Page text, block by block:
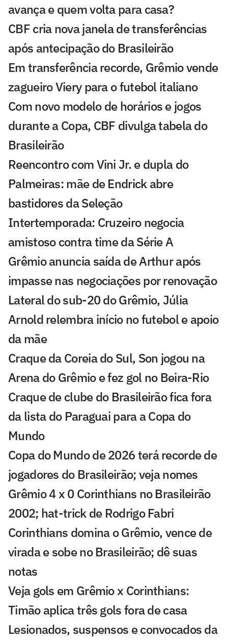
avança e quem volta para casa?
CBF cria nova janela de transferências
após antecipação do Brasileirão
Em transferência recorde, Grêmio vende
zagueiro Viery para o futebol italiano
Com novo modelo de horários e jogos
durante a Copa, CBF divulga tabela do
Brasileirão
Reencontro com Vini Jr. e dupla do
Palmeiras: mãe de Endrick abre
bastidores da Seleção
Intertemporada: Cruzeiro negocia
amistoso contra time da Série A
Grêmio anuncia saída de Arthur após
impasse nas negociações por renovação
Lateral do sub-20 do Grêmio, Júlia
Arnold relembra início no futebol e apoio
da mãe
Craque da Coreia do Sul, Son jogou na
Arena do Grêmio e fez gol no Beira-Rio
Craque de clube do Brasileirão fica fora
da lista do Paraguai para a Copa do
Mundo
Copa do Mundo de 2026 terá recorde de
jogadores do Brasileirão; veja nomes
Grêmio 4 x 0 Corinthians no Brasileirão
2002; hat-trick de Rodrigo Fabri
Corinthians domina o Grêmio, vence de
virada e sobe no Brasileirão; dê suas
notas
Veja gols em Grêmio x Corinthians:
Timão aplica três gols fora de casa
Lesionados, suspensos e convocados da